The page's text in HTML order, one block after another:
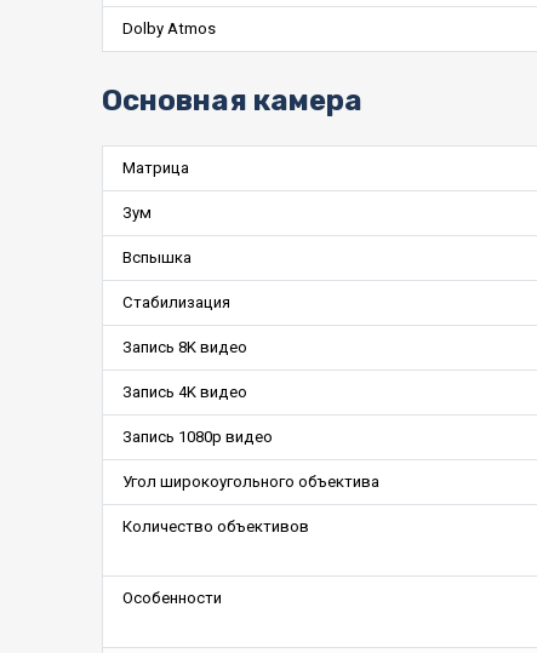
Dolby Atmos
Основная камера
Матрица
Зум
Вспышка
Стабилизация
Запись 8K видео
Запись 4K видео
Запись 1080p видео
Угол широкоугольного объектива
Количество объективов
Особенности